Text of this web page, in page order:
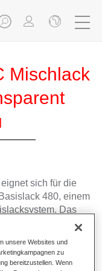
Mischlack
sich für die
480, einem
Das
unsere Websites und
zu
bereitzustellen. Wenn